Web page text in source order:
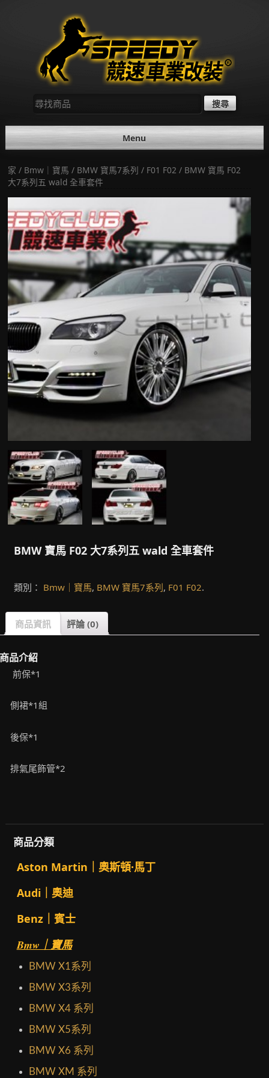
尋
找：
Menu
家 / Bmw｜寶馬 / BMW 寶馬7系列 / F01 F02 / BMW 寶馬 F02
大7系列五 wald 全車套件
BMW 寶馬 F02 大7系列五 wald 全車套件
類別： Bmw｜寶馬, BMW 寶馬7系列, F01 F02.
商品資訊 評論 (0)
品介紹
前保*1
側裙*1組
後保*1
排氣尾飾管*2
商品分類
Aston Martin｜奧斯頓·馬丁
Audi｜奧迪
Benz｜賓士
Bmw｜寶馬
BMW X1系列
BMW X3系列
BMW X4 系列
BMW X5系列
BMW X6 系列
BMW XM 系列